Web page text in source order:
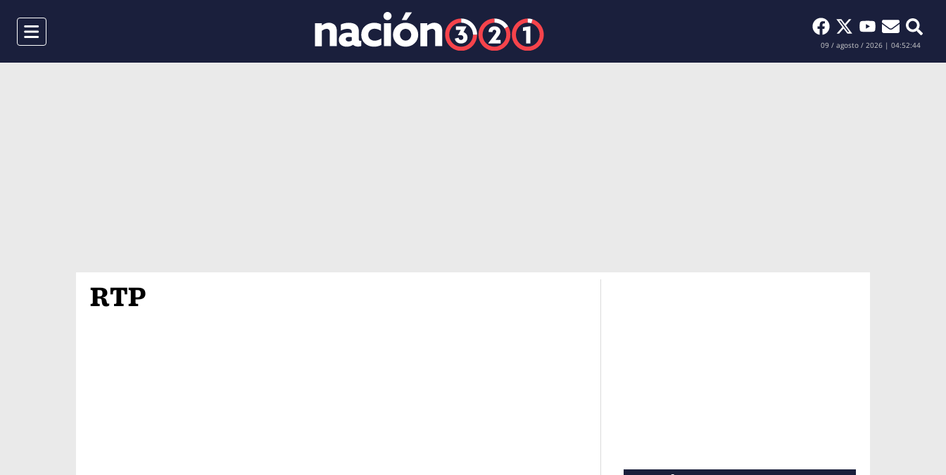
Menu Buscar
09 / agosto / 2026 | 04:52:44
RTP